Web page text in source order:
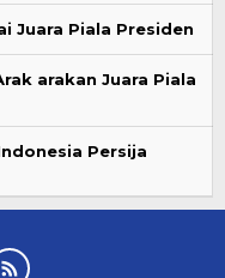
Juara Piala Presiden
arakan Juara Piala
Persija